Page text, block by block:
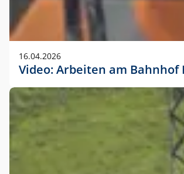
16.04.2026
Video: Arbeiten am